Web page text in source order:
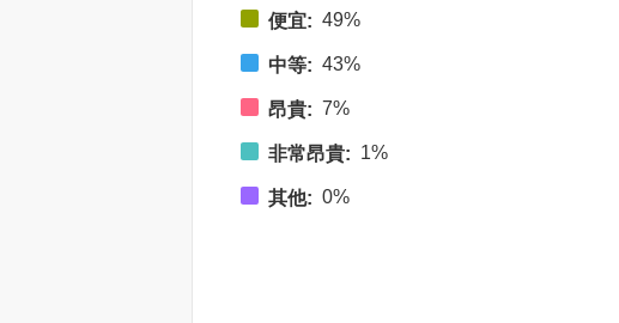
便宜: 49%
中等: 43%
昂貴: 7%
非常昂貴: 1%
其他: 0%